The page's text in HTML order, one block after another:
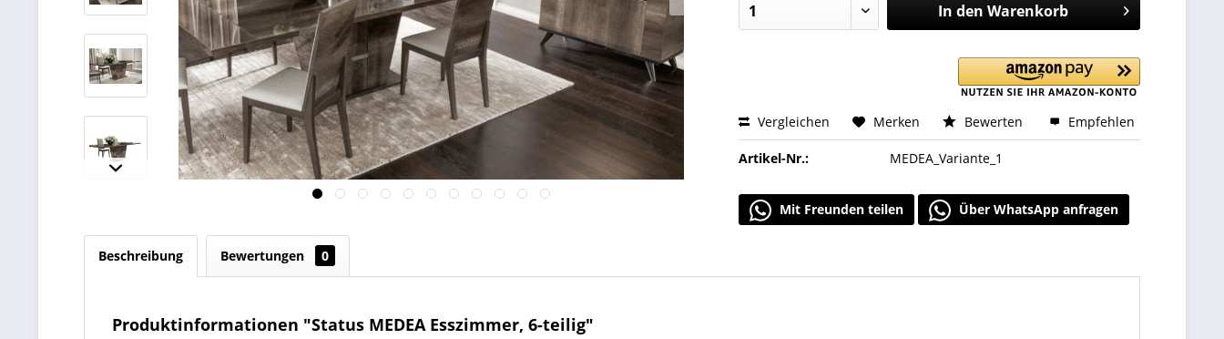
In den Warenkorb
Vergleichen Merken Bewerten Empfehlen
Artikel-Nr.: MEDEA_Variante_1
Mit Freunden teilen Über WhatsApp anfragen
Beschreibung Bewertungen 0
Produktinformationen "Status MEDEA Esszimmer, 6-teilig"